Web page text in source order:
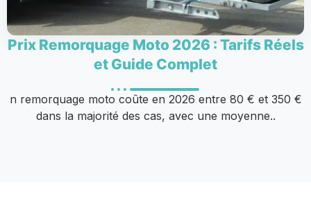
Prix Remorquage Moto 2026 : Tarifs Réels
et Guide Complet
n remorquage moto coûte en 2026 entre 80 € et 350 €
dans la majorité des cas, avec une moyenne..